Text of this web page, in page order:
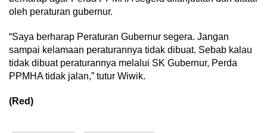
oleh peraturan gubernur.
“Saya berharap Peraturan Gubernur segera. Jangan
sampai kelamaan peraturannya tidak dibuat. Sebab kalau
tidak dibuat peraturannya melalui SK Gubernur, Perda
PPMHA tidak jalan,” tutur Wiwik.
(Red)